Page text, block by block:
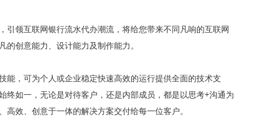
领互联网银行流水代办潮流，将给您带来不同凡响的互联网
创意能力、设计能力及制作能力。
，可为个人或企业稳定快速高效的运行提供全面的技术支
如一，无论是对待客户，还是内部成员，都是以思考+沟通为
效、创意于一体的解决方案交付给每一位客户。